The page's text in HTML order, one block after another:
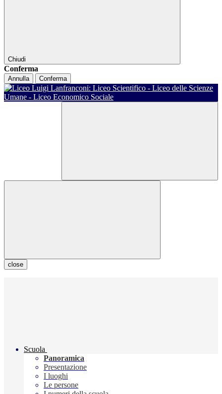
Chiudi
Conferma
Annulla Conferma
close
Scuola
Panoramica
Presentazione
I luoghi
Le persone